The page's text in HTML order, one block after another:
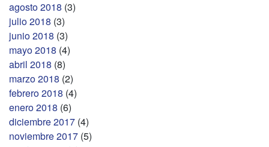
agosto 2018 (3)
julio 2018 (3)
junio 2018 (3)
mayo 2018 (4)
abril 2018 (8)
marzo 2018 (2)
febrero 2018 (4)
enero 2018 (6)
diciembre 2017 (4)
noviembre 2017 (5)